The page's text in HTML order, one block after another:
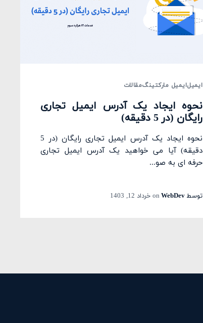
ایمیلایمیل مارکتینگمقالات
نحوه ایجاد یک آدرس ایمیل تجاری
رایگان (در 5 دقیقه)
نحوه ایجاد یک آدرس ایمیل تجاری رایگان (در 5
دقیقه) آیا می خواهید یک آدرس ایمیل تجاری
حرفه ای به صو...
توسطWebDev
on خرداد 12, 1403